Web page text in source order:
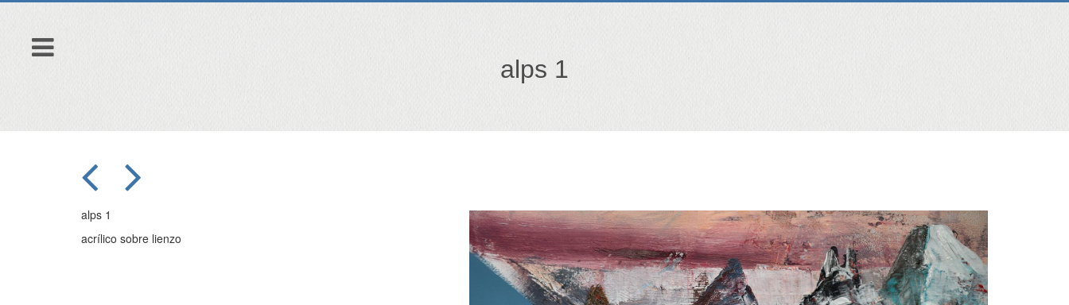
alps 1
alps 1
acrílico sobre lienzo